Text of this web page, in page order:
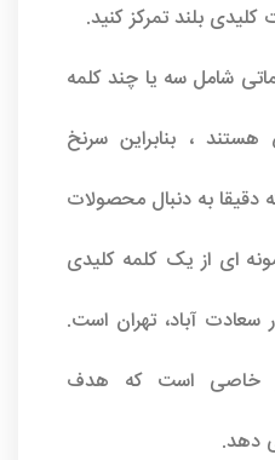
بلند تمرکز کنید.
شامل سه یا چند کلمه
، بنابراین سرنخ
دقیقا به دنبال محصولات
ای از یک کلمه کلیدی
سعادت آباد، تهران است.
و خاصی است که هدف
دهد.